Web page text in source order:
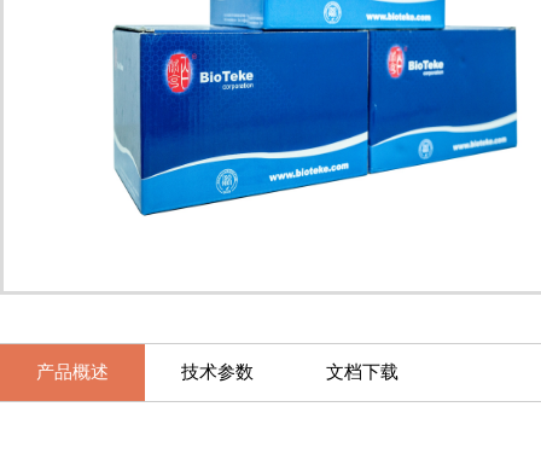
产品概述 技术参数 文档下载